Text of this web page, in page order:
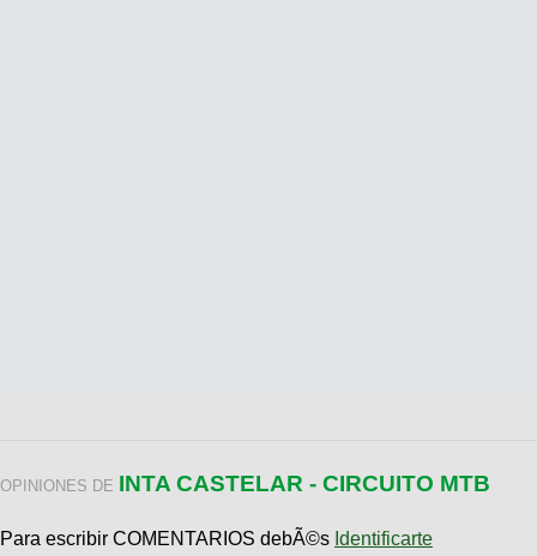
OPINIONES DE INTA CASTELAR - CIRCUITO MTB
Para escribir COMENTARIOS debÃ©s Identificarte